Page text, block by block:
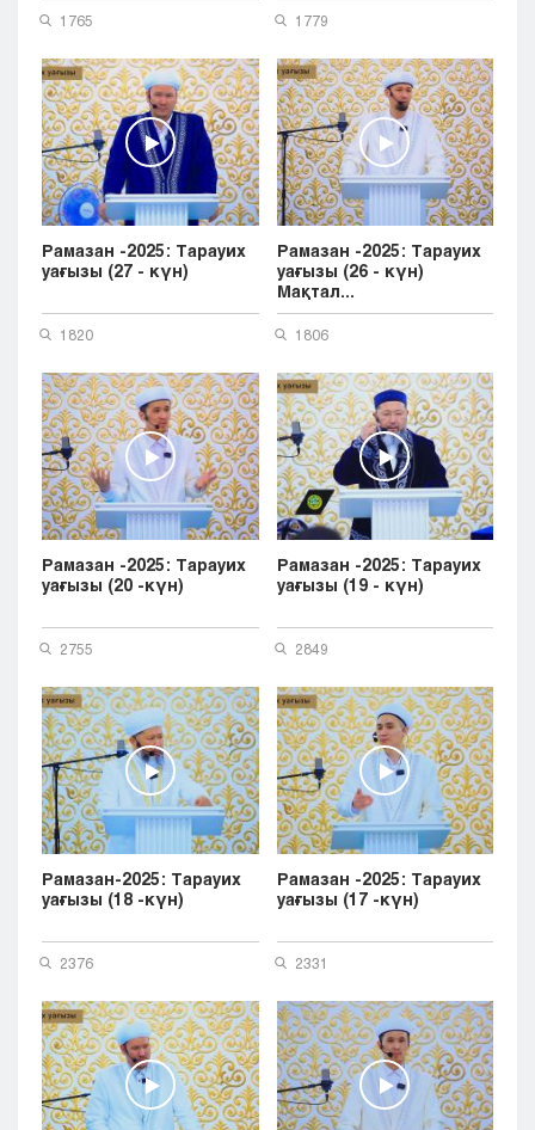
1765 1779
Рамазан -2025: Тарауих
уағызы (27 - күн)
1820
Рамазан -2025: Тарауих
уағызы (26 - күн)
Мақтал...
1806
Рамазан -2025: Тарауих
уағызы (20 -күн)
2755
Рамазан -2025: Тарауих
уағызы (19 - күн)
2849
Рамазан-2025: Тарауих
уағызы (18 -күн)
2376
Рамазан -2025: Тарауих
уағызы (17 -күн)
2331